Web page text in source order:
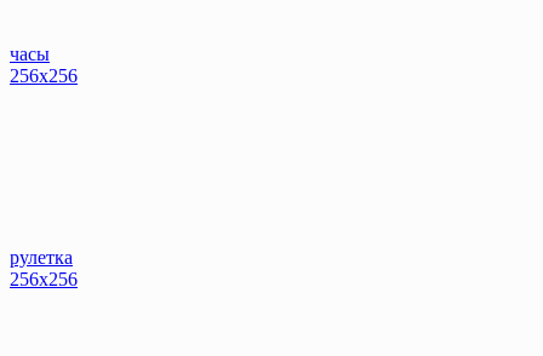
часы
256x256
рулетка
256x256